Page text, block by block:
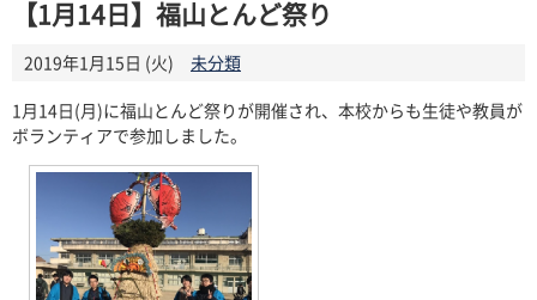
【1月14日】福山とんど祭り
2019年1月15日 (火)
未分類
1月14日(月)に福山とんど祭りが開催され、本校からも生徒や教員が
ボランティアで参加しました。